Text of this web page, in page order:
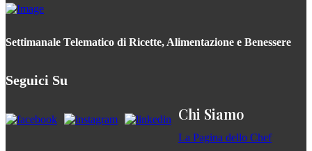
Settimanale Telematico di Ricette, Alimentazione e Benessere
Seguici Su
Chi Siamo
La Pagina dello Chef